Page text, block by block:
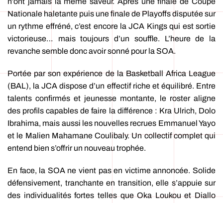
Nationale haletante puis une finale de Playoffs disputée sur
un rythme effréné, c’est encore la JCA Kings qui est sortie
victorieuse… mais toujours d’un souffle. L’heure de la
revanche semble donc avoir sonné pour la SOA.
Portée par son expérience de la Basketball Africa League
(BAL), la JCA dispose d’un effectif riche et équilibré. Entre
talents confirmés et jeunesse montante, le roster aligne
des profils capables de faire la différence : Kra Ulrich, Dolo
Ibrahima, mais aussi les nouvelles recrues Emmanuel Yayo
et le Malien Mahamane Coulibaly. Un collectif complet qui
entend bien s’offrir un nouveau trophée.
En face, la SOA ne vient pas en victime annoncée. Solide
défensivement, tranchante en transition, elle s’appuie sur
des individualités fortes telles que Oka Loukou et Diallo